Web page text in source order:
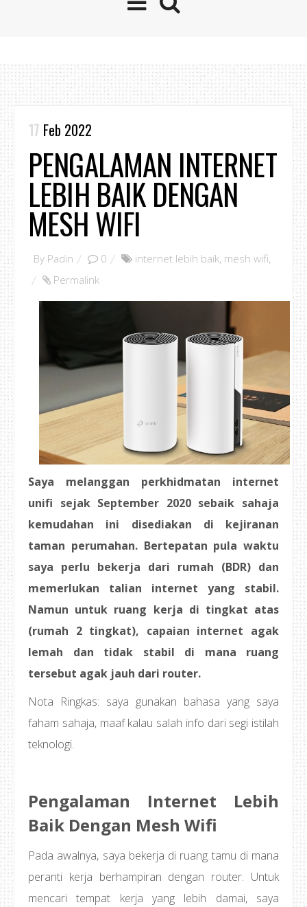
17 Feb 2022
PENGALAMAN INTERNET
LEBIH BAIK DENGAN
MESH WIFI
By Padin 0 internet lebih baik, mesh wifi,
Permalink
Saya melanggan perkhidmatan internet
unifi sejak September 2020 sebaik sahaja
kemudahan ini disediakan di kejiranan
taman perumahan. Bertepatan pula waktu
saya perlu bekerja dari rumah (BDR) dan
memerlukan talian internet yang stabil.
Namun untuk ruang kerja di tingkat atas
(rumah 2 tingkat), capaian internet agak
lemah dan tidak stabil di mana ruang
tersebut agak jauh dari router.
Nota Ringkas: saya gunakan bahasa yang saya
faham sahaja, maaf kalau salah info dari segi istilah
teknologi.
Pengalaman Internet Lebih
Baik Dengan Mesh Wifi
Pada awalnya, saya bekerja di ruang tamu di mana
peranti kerja berhampiran dengan router. Untuk
mencari tempat kerja yang lebih damai, saya